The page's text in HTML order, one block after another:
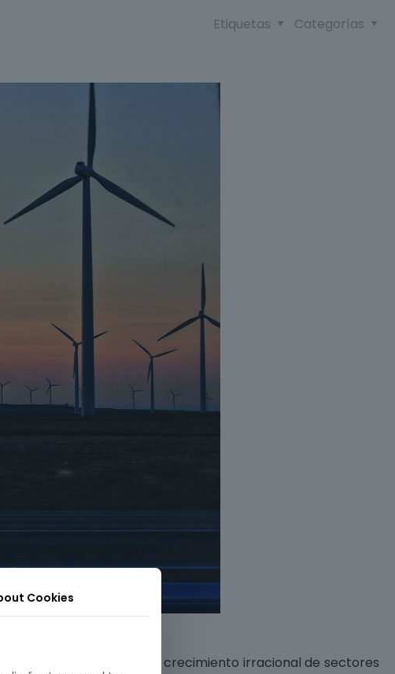
Categorías
Etiquetas
puesto límites, quizás el crecimiento irracional de sectores
Cookies